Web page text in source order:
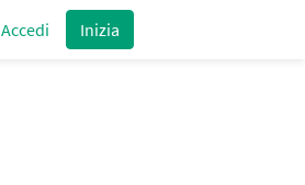
Accedi Inizia